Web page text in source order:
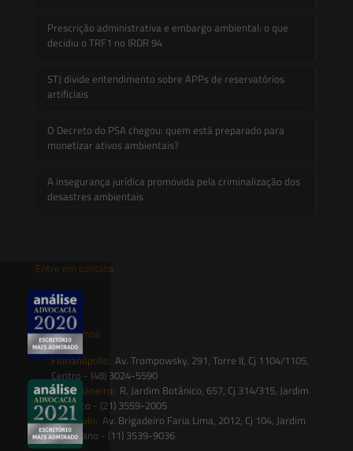
Prescrição administrativa e embargo ambiental: o que
decidiu o TRF1 no IRDR 94
STJ divide entendimento sobre APPs de reservatórios
artificiais
O Decreto do PSA chegou: quem está preparado para
monetizar ativos ambientais?
A insegurança jurídica promovida pela criminalização dos
desastres ambientais
Entre em contato
contato@saesadvogados.com.br
Onde estamos
Florianópolis: Av. Trompowsky, 291, Torre II, Cj 1104/1105,
Centro - (48) 3024-5590
Rio de Janeiro: R. Jardim Botânico, 657, Cj 314/315, Jardim
Botânico - (21) 3559-2005
São Paulo: Av. Brigadeiro Faria Lima, 2012, Cj 104, Jardim
Paulistano - (11) 3539-9036